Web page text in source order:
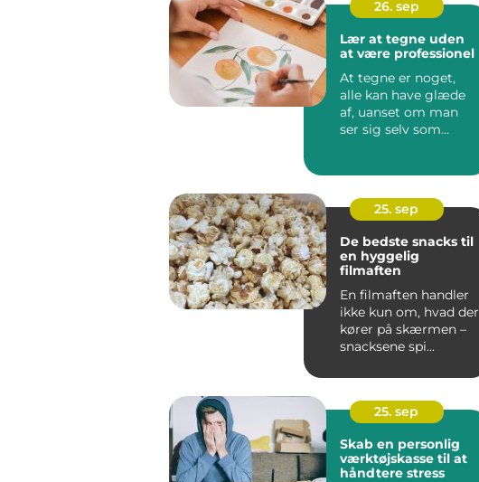
26. sep
Lær at tegne uden
at være professionel
At tegne er noget,
alle kan have glæde
af, uanset om man
ser sig selv som
25. sep
De bedste snacks til
en hyggelig
filmaften
En filmaften handler
ikke kun om, hvad der
kører på skærmen –
snacksene spi...
25. sep
Skab en personlig
værktøjskasse til at
håndtere stress